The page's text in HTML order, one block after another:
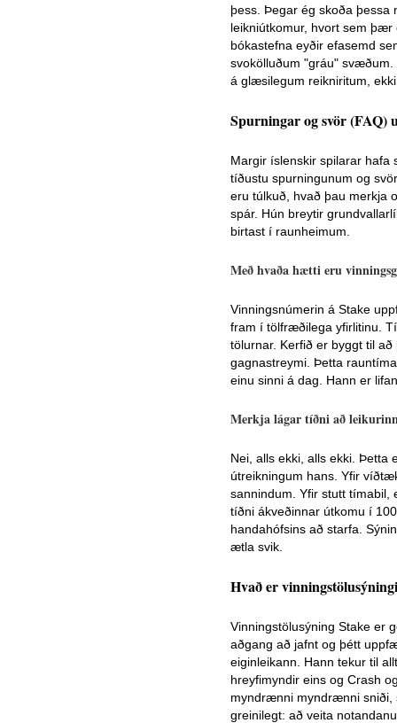
þess. Þegar ég skoða þessa
leikniútkomur, hvort sem
bókastefna eyðir efasemd
svokölluðum "gráu"
á glæsilegum reikniritum,
Spurningar og svör (FAQ)
Margir íslenskir spilarar hafa
tíðustu spurningunum og
eru túlkuð, hvað þau merkja
spár. Hún breytir
birtast í raunheimum.
Með hvaða hætti eru
Vinningsnúmerin á Stake
fram í tölfræðilega yfirlitinu.
tölurnar. Kerfið er byggt til
gagnastreymi. Þetta
einu sinni á dag. Hann er
Merkja lágar tíðni að
Nei, alls ekki, alls ekki. Þetta
útreikningum hans. Yfir
sannindum. Yfir stutt tímabil,
tíðni ákveðinnar útkomu í
handahófsins að starfa.
ætla svik.
Hvað er
Vinningstölusýning Stake er
aðgang að jafnt og þétt
eiginleikann. Hann tekur til
hreyfimyndir eins og Crash
myndrænni myndrænni sniði,
greinilegt: að veita